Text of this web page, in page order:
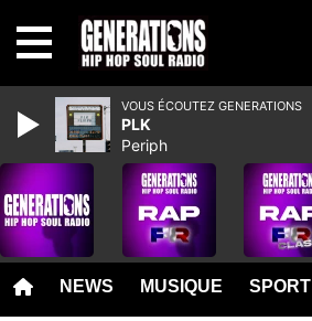
NEWS MUSIQUE SPORT
VOUS ÉCOUTEZ GENERATIONS
PLK
Periph